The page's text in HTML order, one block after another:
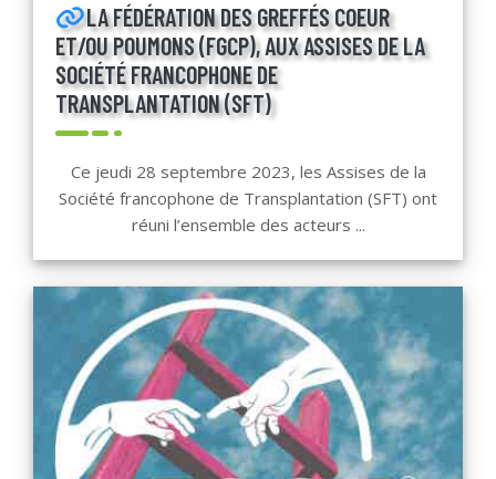
LA FÉDÉRATION DES GREFFÉS COEUR
ET/OU POUMONS (FGCP), AUX ASSISES DE LA
SOCIÉTÉ FRANCOPHONE DE
TRANSPLANTATION (SFT)
Ce jeudi 28 septembre 2023, les Assises de la
Société francophone de Transplantation (SFT) ont
réuni l’ensemble des acteurs ...